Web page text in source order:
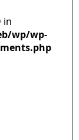
in
wp/wp-